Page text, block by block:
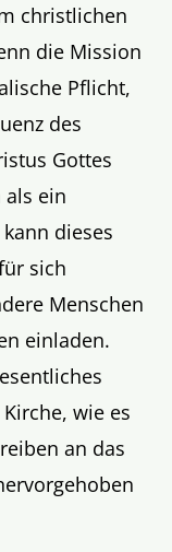
christlichen
die Mission
Pflicht,
des
Gottes
als ein
dieses
sich
Menschen
einladen.
wie es
an das